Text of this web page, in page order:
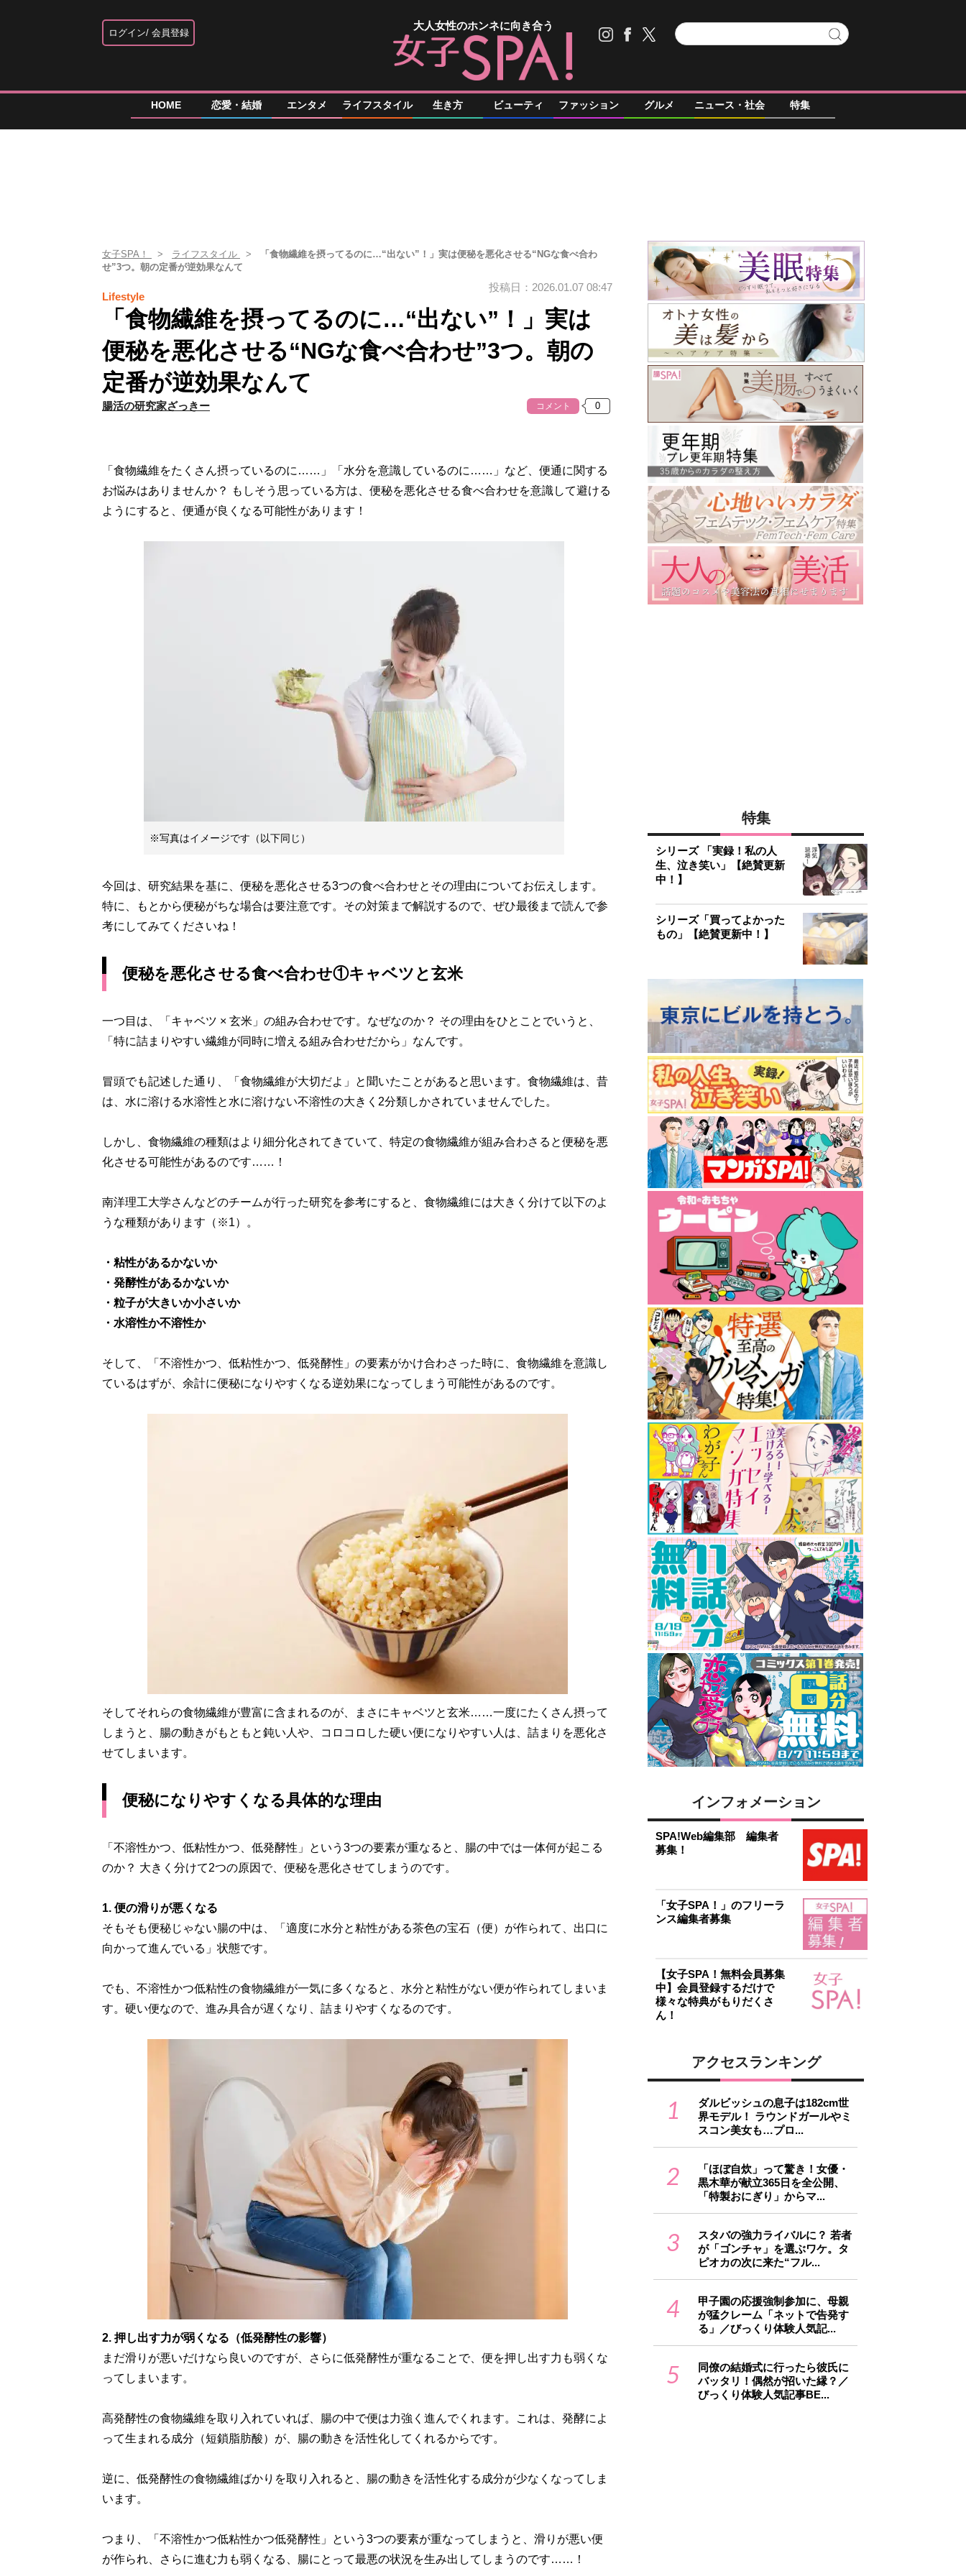
ログイン 会員登録
大人女性のホンネに向き合う
HOME 恋愛・結婚 エンタメ ライフスタイル 生き方 ビューティ ファッション グルメ ニュース・社会 特集
女子SPA！ ライフスタイル
「食物繊維を摂ってるのに…“出ない”！」実は便秘を悪化させる“NGな食べ合わ
せ”3つ。朝の定番が逆効果なんて
Lifestyle
投稿日：2026.01.07 08:47
「食物繊維を摂ってるのに…“出ない”！」実は
便秘を悪化させる“NGな食べ合わせ”3つ。朝の
定番が逆効果なんて
腸活の研究家ざっきー コメント
「食物繊維をたくさん摂っているのに……」「水分を意識しているのに……」など、便通に関する
お悩みはありませんか？ もしそう思っている方は、便秘を悪化させる食べ合わせを意識して避ける
ようにすると、便通が良くなる可能性があります！
※写真はイメージです（以下同じ）
今回は、研究結果を基に、便秘を悪化させる3つの食べ合わせとその理由についてお伝えします。
特に、もとから便秘がちな場合は要注意です。その対策まで解説するので、ぜひ最後まで読んで参
考にしてみてくださいね！
便秘を悪化させる食べ合わせ①キャベツと玄米
一つ目は、「キャベツ × 玄米」の組み合わせです。なぜなのか？ その理由をひとことでいうと、
「特に詰まりやすい繊維が同時に増える組み合わせだから」なんです。
冒頭でも記述した通り、「食物繊維が大切だよ」と聞いたことがあると思います。食物繊維は、昔
は、水に溶ける水溶性と水に溶けない不溶性の大きく2分類しかされていませんでした。
しかし、食物繊維の種類はより細分化されてきていて、特定の食物繊維が組み合わさると便秘を悪
化させる可能性があるのです……！
南洋理工大学さんなどのチームが行った研究を参考にすると、食物繊維には大きく分けて以下のよ
うな種類があります（※1）。
・粘性があるかないか
・発酵性があるかないか
・粒子が大きいか小さいか
・水溶性か不溶性か
そして、「不溶性かつ、低粘性かつ、低発酵性」の要素がかけ合わさった時に、食物繊維を意識し
ているはずが、余計に便秘になりやすくなる逆効果になってしまう可能性があるのです。
そしてそれらの食物繊維が豊富に含まれるのが、まさにキャベツと玄米……一度にたくさん摂って
しまうと、腸の動きがもともと鈍い人や、コロコロした硬い便になりやすい人は、詰まりを悪化さ
せてしまいます。
便秘になりやすくなる具体的な理由
「不溶性かつ、低粘性かつ、低発酵性」という3つの要素が重なると、腸の中では一体何が起こる
のか？ 大きく分けて2つの原因で、便秘を悪化させてしまうのです。
1. 便の滑りが悪くなる
そもそも便秘じゃない腸の中は、「適度に水分と粘性がある茶色の宝石（便）が作られて、出口に
向かって進んでいる」状態です。
でも、不溶性かつ低粘性の食物繊維が一気に多くなると、水分と粘性がない便が作られてしまいま
す。硬い便なので、進み具合が遅くなり、詰まりやすくなるのです。
2. 押し出す力が弱くなる（低発酵性の影響）
まだ滑りが悪いだけなら良いのですが、さらに低発酵性が重なることで、便を押し出す力も弱くな
ってしまいます。
高発酵性の食物繊維を取り入れていれば、腸の中で便は力強く進んでくれます。これは、発酵によ
って生まれる成分（短鎖脂肪酸）が、腸の動きを活性化してくれるからです。
逆に、低発酵性の食物繊維ばかりを取り入れると、腸の動きを活性化する成分が少なくなってしま
います。
つまり、「不溶性かつ低粘性かつ低発酵性」という3つの要素が重なってしまうと、滑りが悪い便
が作られ、さらに進む力も弱くなる、腸にとって最悪の状況を生み出してしまうのです……！
特集
シリーズ 「実録！私の人
生、泣き笑い」【絶賛更新
中！】
シリーズ「買ってよかった
もの」【絶賛更新中！】
インフォメーション
SPA!Web編集部 編集者
募集！
「女子SPA！」のフリーラ
ンス編集者募集
【女子SPA！無料会員募集
中】会員登録するだけで
様々な特典がもりだくさ
ん！
アクセスランキング
1
ダルビッシュの息子は182cm世
界モデル！ ラウンドガールやミ
スコン美女も…プロ...
2
「ほぼ自炊」って驚き！女優・
黒木華が献立365日を全公開、
「特製おにぎり」からマ...
3
スタバの強力ライバルに？ 若者
が「ゴンチャ」を選ぶワケ。タ
ピオカの次に来た“フル...
4
甲子園の応援強制参加に、母親
が猛クレーム「ネットで告発す
る」／びっくり体験人気記...
5
同僚の結婚式に行ったら彼氏に
バッタリ！偶然が招いた縁？／
びっくり体験人気記事BE...